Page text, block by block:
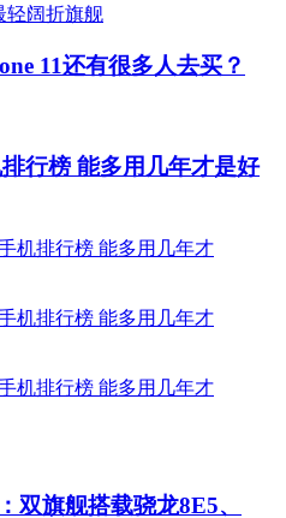
11还有很多人去买？
行榜 能多用几年才是好
双旗舰搭载骁龙8E5、